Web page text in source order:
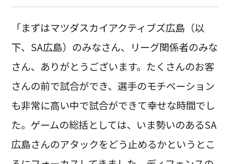
「まずはマツダスカイアクティブズ広島（以
下、SA広島）のみなさん、リーグ関係者のみな
さん、ありがとうございます。たくさんのお客
さんの前で試合ができ、選手のモチベーション
も非常に高い中で試合ができて幸せな時間でし
た。ゲームの総括としては、いま勢いのあるSA
広島さんのアタックをどう止めるかというとこ